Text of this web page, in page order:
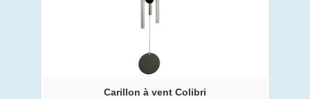
Carillon à vent Colibri